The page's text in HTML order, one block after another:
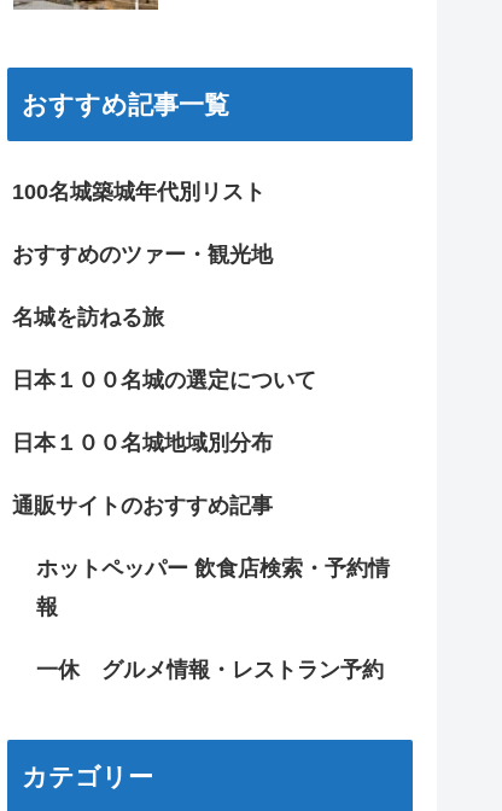
おすすめ記事一覧
100名城築城年代別リスト
おすすめのツァー・観光地
名城を訪ねる旅
日本１００名城の選定について
日本１００名城地域別分布
通販サイトのおすすめ記事
ホットペッパー 飲食店検索・予約情
報
一休 グルメ情報・レストラン予約
カテゴリー